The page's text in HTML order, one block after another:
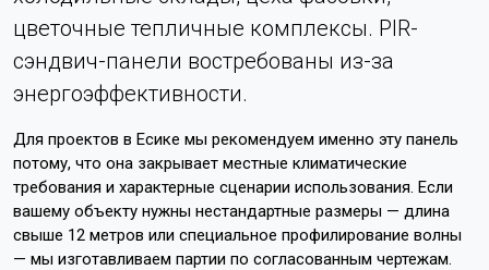
цветочные тепличные комплексы. PIR-
сэндвич-панели востребованы из-за
энергоэффективности.
Для проектов в Есике мы рекомендуем именно эту панель
потому, что она закрывает местные климатические
требования и характерные сценарии использования. Если
вашему объекту нужны нестандартные размеры — длина
свыше 12 метров или специальное профилирование волны
— мы изготавливаем партии по согласованным чертежам.